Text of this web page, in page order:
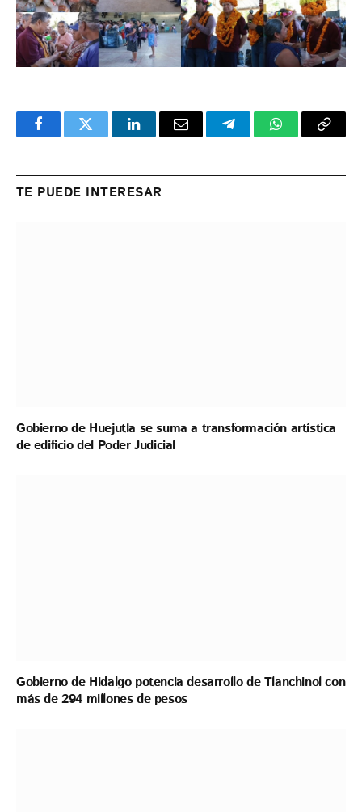
FacebookTwitter LinkedInEmail TelegramWhatsApp
Copy
TE PUEDE INTERESAR
Gobierno de Huejutla se suma a transformación artística
de edificio del Poder Judicial
Gobierno de Hidalgo potencia desarrollo de Tlanchinol con
más de 294 millones de pesos